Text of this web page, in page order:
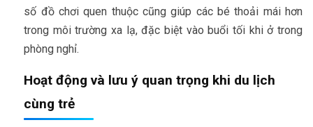
số đồ chơi quen thuộc cũng giúp các bé thoải mái hơn
trong môi trường xa lạ, đặc biệt vào buổi tối khi ở trong
phòng nghỉ.
Hoạt động và lưu ý quan trọng khi du lịch
cùng trẻ